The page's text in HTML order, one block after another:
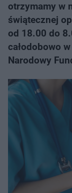
otrzymamy w
świątecznej
od 18.00 do
całodobowo
Narodowy